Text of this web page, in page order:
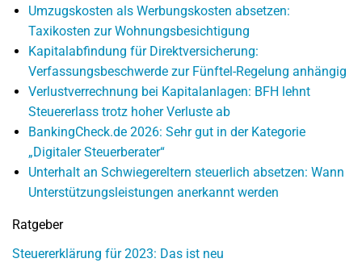
Umzugskosten als Werbungskosten absetzen:
Taxikosten zur Wohnungsbesichtigung
Kapitalabfindung für Direktversicherung:
Verfassungsbeschwerde zur Fünftel-Regelung anhängig
Verlustverrechnung bei Kapitalanlagen: BFH lehnt
Steuererlass trotz hoher Verluste ab
BankingCheck.de 2026: Sehr gut in der Kategorie
„Digitaler Steuerberater“
Unterhalt an Schwiegereltern steuerlich absetzen: Wann
Unterstützungsleistungen anerkannt werden
Ratgeber
Steuererklärung für 2023: Das ist neu